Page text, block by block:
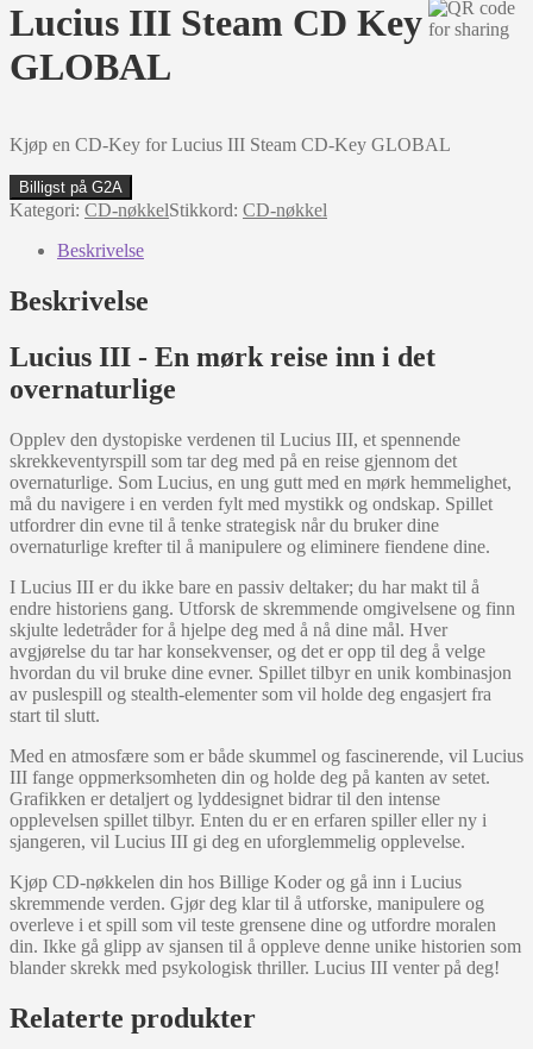
Lucius III Steam CD Key
GLOBAL
Kjøp en CD-Key for Lucius III Steam CD-Key GLOBAL
Billigst på G2A
Kategori: CD-nøkkelStikkord: CD-nøkkel
Beskrivelse
Beskrivelse
Lucius III - En mørk reise inn i det
overnaturlige
Opplev den dystopiske verdenen til Lucius III, et spennende
skrekkeventyrspill som tar deg med på en reise gjennom det
overnaturlige. Som Lucius, en ung gutt med en mørk hemmelighet,
må du navigere i en verden fylt med mystikk og ondskap. Spillet
utfordrer din evne til å tenke strategisk når du bruker dine
overnaturlige krefter til å manipulere og eliminere fiendene dine.
I Lucius III er du ikke bare en passiv deltaker; du har makt til å
endre historiens gang. Utforsk de skremmende omgivelsene og finn
skjulte ledetråder for å hjelpe deg med å nå dine mål. Hver
avgjørelse du tar har konsekvenser, og det er opp til deg å velge
hvordan du vil bruke dine evner. Spillet tilbyr en unik kombinasjon
av puslespill og stealth-elementer som vil holde deg engasjert fra
start til slutt.
Med en atmosfære som er både skummel og fascinerende, vil Lucius
III fange oppmerksomheten din og holde deg på kanten av setet.
Grafikken er detaljert og lyddesignet bidrar til den intense
opplevelsen spillet tilbyr. Enten du er en erfaren spiller eller ny i
sjangeren, vil Lucius III gi deg en uforglemmelig opplevelse.
Kjøp CD-nøkkelen din hos Billige Koder og gå inn i Lucius
skremmende verden. Gjør deg klar til å utforske, manipulere og
overleve i et spill som vil teste grensene dine og utfordre moralen
din. Ikke gå glipp av sjansen til å oppleve denne unike historien som
blander skrekk med psykologisk thriller. Lucius III venter på deg!
Relaterte produkter